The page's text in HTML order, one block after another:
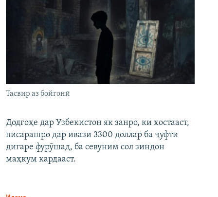
Тасвир аз бойгонӣ
Додгоҳе дар Узбекистон як занро, ки хостааст,
писарашро дар ивази 3300 доллар ба ҷуфти
дигаре фурӯшад, ба севуним сол зиндон
маҳкум кардааст.